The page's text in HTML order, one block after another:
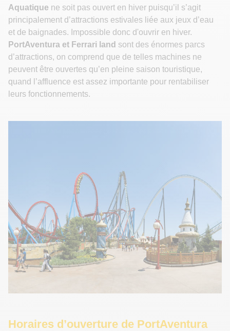
Aquatique ne soit pas ouvert en hiver puisqu’il s’agit
principalement d’attractions estivales liée aux jeux d’eau
et de baignades. Impossible donc d'ouvrir en hiver.
PortAventura et Ferrari land sont des énormes parcs
d’attractions, on comprend que de telles machines ne
peuvent être ouvertes qu’en pleine saison touristique,
quand l’affluence est assez importante pour rentabiliser
leurs fonctionnements.
Horaires d’ouverture de PortAventura